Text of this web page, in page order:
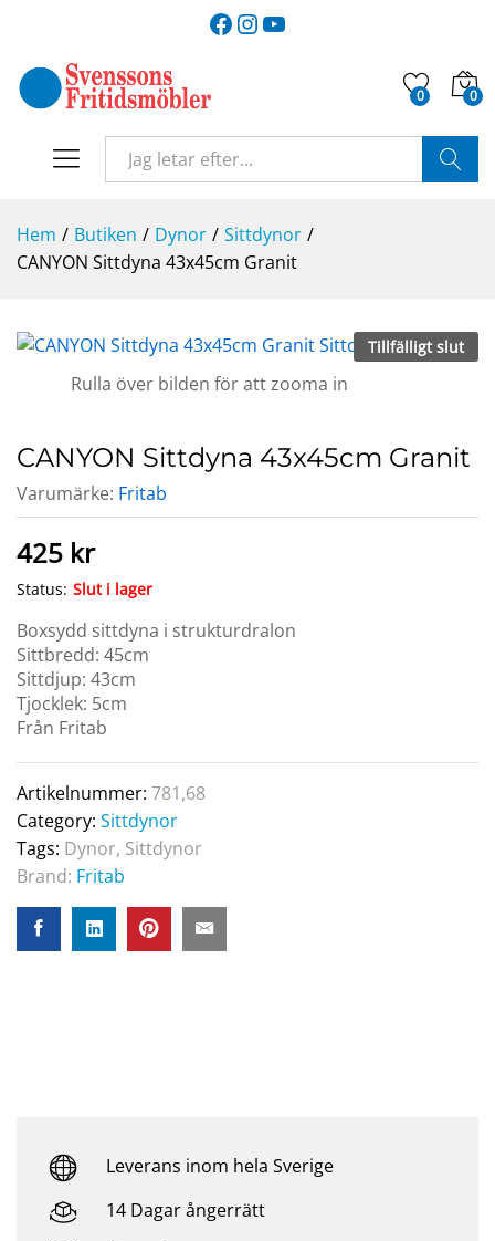
Facebook
Instagram
YouTube
0 0
Hem / Butiken / Dynor / Sittdynor /
CANYON Sittdyna 43x45cm Granit
Tillfälligt slut
Rulla över bilden för att zooma in
CANYON Sittdyna 43x45cm Granit
Varumärke: Fritab
425 kr
Status: Slut i lager
Boxsydd sittdyna i strukturdralon
Sittbredd: 45cm
Sittdjup: 43cm
Tjocklek: 5cm
Från Fritab
Artikelnummer: 781,68
Category: Sittdynor
Tags: Dynor, Sittdynor
Brand: Fritab
Leverans inom hela Sverige
14 Dagar ångerrätt